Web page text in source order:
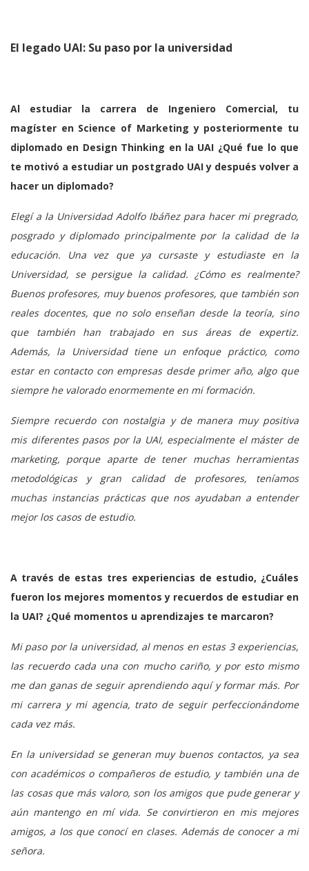
El legado UAI: Su paso por la universidad
Al estudiar la carrera de Ingeniero Comercial, tu
magíster en Science of Marketing y posteriormente tu
diplomado en Design Thinking en la UAI ¿Qué fue lo que
te motivó a estudiar un postgrado UAI y después volver a
hacer un diplomado?
Elegí a la Universidad Adolfo Ibáñez para hacer mi pregrado,
posgrado y diplomado principalmente por la calidad de la
educación. Una vez que ya cursaste y estudiaste en la
Universidad, se persigue la calidad. ¿Cómo es realmente?
Buenos profesores, muy buenos profesores, que también son
reales docentes, que no solo enseñan desde la teoría, sino
que también han trabajado en sus áreas de expertiz.
Además, la Universidad tiene un enfoque práctico, como
estar en contacto con empresas desde primer año, algo que
siempre he valorado enormemente en mi formación.
Siempre recuerdo con nostalgia y de manera muy positiva
mis diferentes pasos por la UAI, especialmente el máster de
marketing, porque aparte de tener muchas herramientas
metodológicas y gran calidad de profesores, teníamos
muchas instancias prácticas que nos ayudaban a entender
mejor los casos de estudio.
A través de estas tres experiencias de estudio, ¿Cuáles
fueron los mejores momentos y recuerdos de estudiar en
la UAI? ¿Qué momentos u aprendizajes te marcaron?
Mi paso por la universidad, al menos en estas 3 experiencias,
las recuerdo cada una con mucho cariño, y por esto mismo
me dan ganas de seguir aprendiendo aquí y formar más. Por
mi carrera y mi agencia, trato de seguir perfeccionándome
cada vez más.
En la universidad se generan muy buenos contactos, ya sea
con académicos o compañeros de estudio, y también una de
las cosas que más valoro, son los amigos que pude generar y
aún mantengo en mí vida. Se convirtieron en mis mejores
amigos, a los que conocí en clases. Además de conocer a mi
señora.